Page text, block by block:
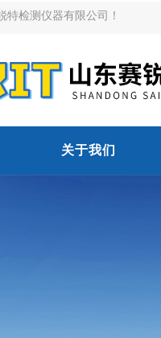
特检测仪器有限公司！
关于我们